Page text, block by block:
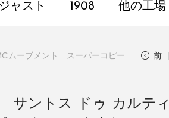
ャスト 1908 他の工場
ムーブメント スーパーコピー 前
ントス ドゥ カルテ